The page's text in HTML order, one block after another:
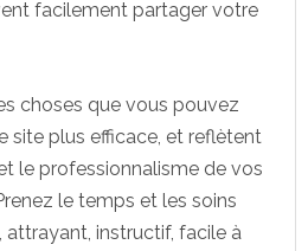
facilement partager votre
choses que vous pouvez
site plus efficace, et reflètent
le professionnalisme de vos
le temps et les soins
attrayant, instructif, facile à